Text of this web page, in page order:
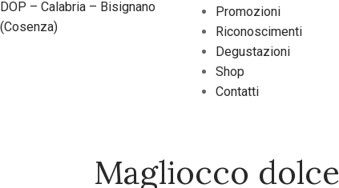
Promozioni
Riconoscimenti
Degustazioni
Shop
Contatti
Magliocco dolce